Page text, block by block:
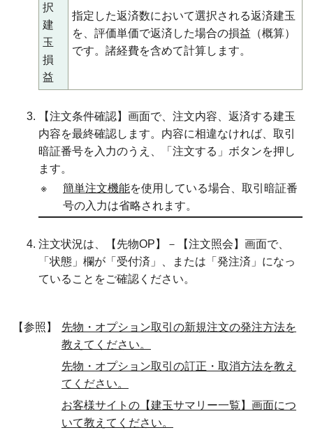
択
建
玉
損
益
指定した返済数において選択される返済建玉
を、評価単価で返済した場合の損益（概算）
です。諸経費を含めて計算します。
【注文条件確認】画面で、注文内容、返済する建玉
内容を最終確認します。内容に相違なければ、取引
暗証番号を入力のうえ、「注文する」ボタンを押し
ます。
※
簡単注文機能を使用している場合、取引暗証番
号の入力は省略されます。
注文状況は、【先物OP】－【注文照会】画面で、
「状態」欄が「受付済」、または「発注済」になっ
ていることをご確認ください。
【参照】
先物・オプション取引の新規注文の発注方法を
教えてください。
先物・オプション取引の訂正・取消方法を教え
てください。
お客様サイトの【建玉サマリー一覧】画面につ
いて教えてください。